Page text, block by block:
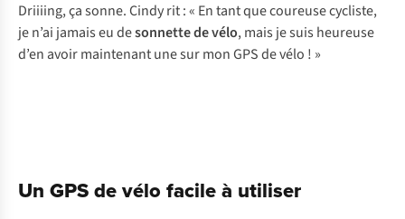
Driiiing, ça sonne. Cindy rit : « En tant que coureuse cycliste,
je n’ai jamais eu desonnette de vélo, mais je suis heureuse
d’en avoir maintenant une sur mon GPS de vélo ! »
Un GPS de vélo facile à utiliser